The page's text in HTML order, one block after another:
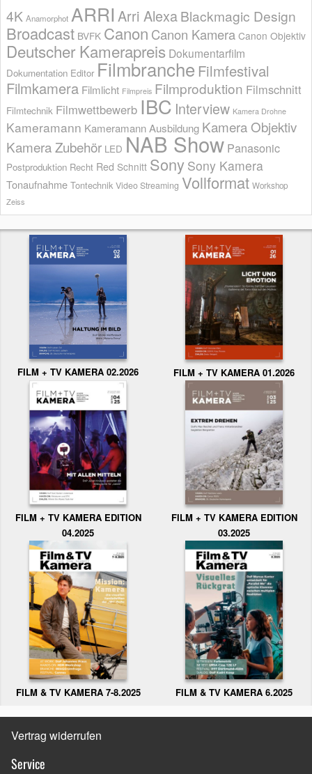
4K Anamorphot ARRI Arri AlexaBlackmagic Design
Broadcast BVFK Canon Canon Kamera Canon Objektiv
Deutscher Kamerapreis Dokumentarfilm
Dokumentation Editor Filmbranche Filmfestival
Filmkamera Filmlicht Filmpreis Filmproduktion Filmschnitt
Filmtechnik Filmwettbewerb IBC Interview Kamera Drohne
Kameramann Kameramann Ausbildung Kamera Objektiv
Kamera Zubehör LED NAB Show Panasonic
Postproduktion Recht Red Schnitt Sony Sony Kamera
Tonaufnahme Tontechnik Video Streaming Vollformat Workshop
Zeiss
FILM + TV KAMERA 02.2026 FILM + TV KAMERA 01.2026
FILM + TV KAMERA EDITION
04.2025
FILM + TV KAMERA EDITION
03.2025
FILM & TV KAMERA 7-8.2025 FILM & TV KAMERA 6.2025
Vertrag widerrufen
Service